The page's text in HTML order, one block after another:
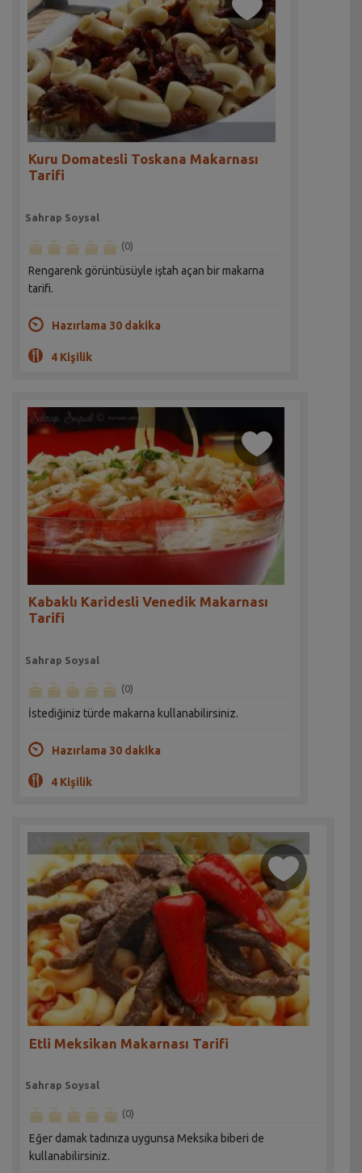
Kuru Domatesli Toskana Makarnası
Tarifi
Sahrap Soysal
(0)
Rengarenk görüntüsüyle iştah açan bir makarna
tarifi.
Hazırlama 30 dakika
4 Kişilik
Kabaklı Karidesli Venedik Makarnası
Tarifi
Sahrap Soysal
(0)
İstediğiniz türde makarna kullanabilirsiniz.
Hazırlama 30 dakika
4 Kişilik
Etli Meksikan Makarnası Tarifi
Sahrap Soysal
(0)
Eğer damak tadınıza uygunsa Meksika biberi de
kullanabilirsiniz.